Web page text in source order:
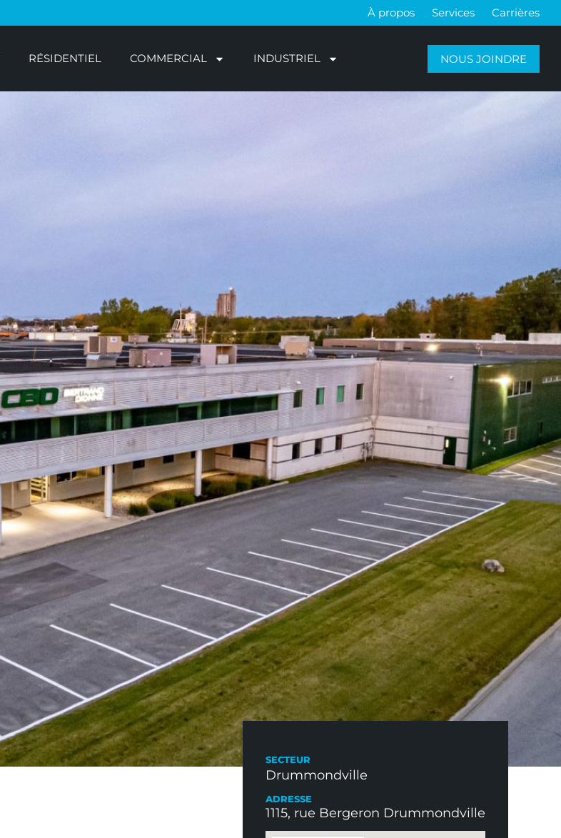
À propos Services Carrières
RÉSIDENTIEL COMMERCIAL INDUSTRIEL NOUS JOINDRE
SECTEUR
Drummondville
ADRESSE
1115, rue Bergeron Drummondville